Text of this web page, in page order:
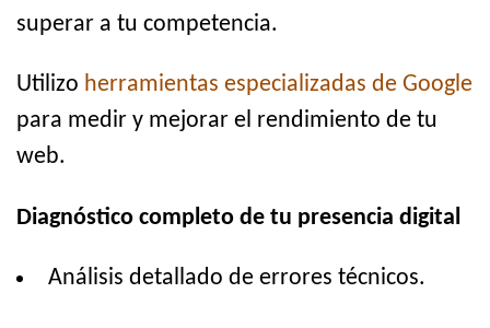
superar a tu competencia.
Utilizo herramientas especializadas de Google
para medir y mejorar el rendimiento de tu
web.
Diagnóstico completo de tu presencia digital
Análisis detallado de errores técnicos.